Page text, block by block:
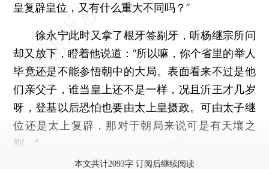
皇复辟皇位，又有什么重大不同吗？”
徐永宁此时又拿了根牙签剔牙，听杨继宗所问
却又放下，瞪着他说道：“所以嘛，你个省里的举人
毕竟还是不能参悟朝中的大局。表面看来不过是他
们亲父子，谁当皇上还不是一样，况且沂王才几岁
呀，登基以后恐怕也要由太上皇摄政。可由太子继
位还是太上复辟，那对于朝局来说可是有天壤之
别。”
本文共计2093字 订阅后继续阅读